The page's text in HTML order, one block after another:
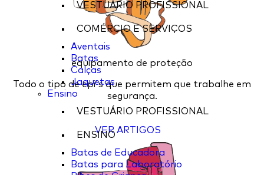
VESTUÁRIO PROFISSIONAL
COMÉRCIO E SERVIÇOS
Aventais
Batas
Calças
Jaquetas
Ensino
VESTUÁRIO PROFISSIONAL
ENSINO
Batas de Educadora
Batas para Laboratório
equipamento de proteção
Todo o tipo de epi's que permitem que trabalhe em
segurança.
VER ARTIGOS